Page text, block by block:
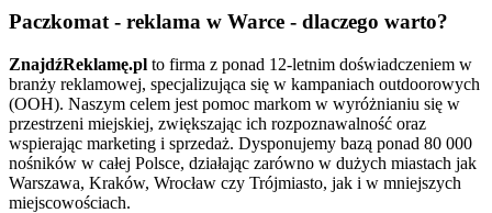
Paczkomat - reklama w Warce - dlaczego warto?
ZnajdźReklamę.pl to firma z ponad 12-letnim doświadczeniem w
branży reklamowej, specjalizująca się w kampaniach outdoorowych
(OOH). Naszym celem jest pomoc markom w wyróżnianiu się w
przestrzeni miejskiej, zwiększając ich rozpoznawalność oraz
wspierając marketing i sprzedaż. Dysponujemy bazą ponad 80 000
nośników w całej Polsce, działając zarówno w dużych miastach jak
Warszawa, Kraków, Wrocław czy Trójmiasto, jak i w mniejszych
miejscowościach.